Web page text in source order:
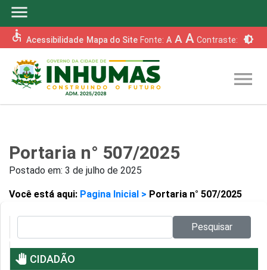
menu
accessible Acessibilidade Mapa do Site Fonte: A A A Contraste: brightness_6
menu
Portaria n° 507/2025
Postado em: 3 de julho de 2025
Você está aqui: Pagina Inicial > Portaria n° 507/2025
Pesquisar
pan_tool CIDADÃO